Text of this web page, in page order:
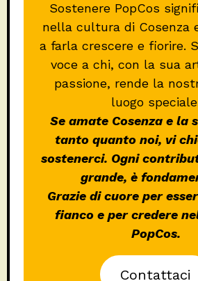
Sostenere PopCos
nella cultura di Cosenza
a farla crescere e fiorire.
voce a chi, con la sua
passione, rende la
luogo
Se amate Cosenza e la
tanto quanto noi, vi
sostenerci. Ogni
grande, è
Grazie di cuore per
fianco e per credere
PopCos.
Contattaci